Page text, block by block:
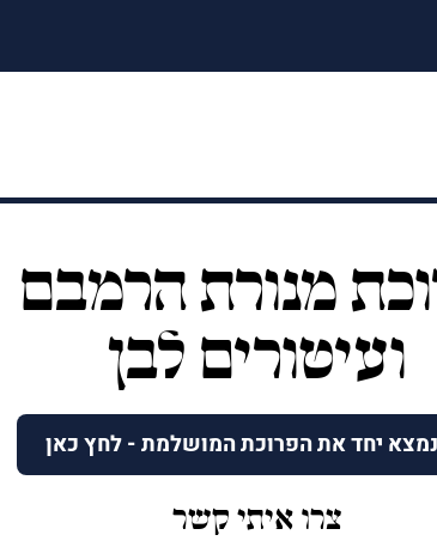
מנורת הרמבם
ועיטורים לבן
יחד את הפרוכת המושלמת - לחץ כאן
צרו איתי קשר